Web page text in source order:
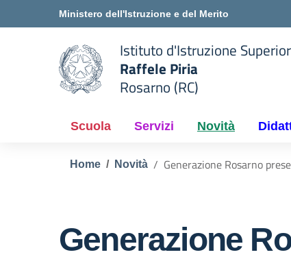
Vai ai contenuti
Vai al menu di navigazioneMinistero dell'Istruzione e del Merito
scuola
Istituto d'Istruzione
Raffele Piria
Rosarno (RC)
Scuola Servizi Novità
Home Novità Generazione Rosarno
Generazione